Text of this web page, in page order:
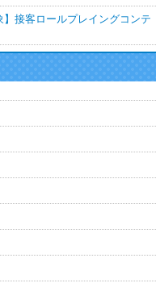
】接客ロールプレイングコンテ